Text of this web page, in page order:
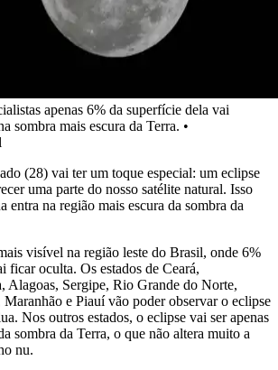
apenas 6% da superfície dela vai
sombra mais escura da Terra. •
(28) vai ter um toque especial: um eclipse
uma parte do nosso satélite natural. Isso
entra na região mais escura da sombra da
visível na região leste do Brasil, onde 6%
ficar oculta. Os estados de Ceará,
Alagoas, Sergipe, Rio Grande do Norte,
e Piauí vão poder observar o eclipse
Nos outros estados, o eclipse vai ser apenas
sombra da Terra, o que não altera muito a
nu.